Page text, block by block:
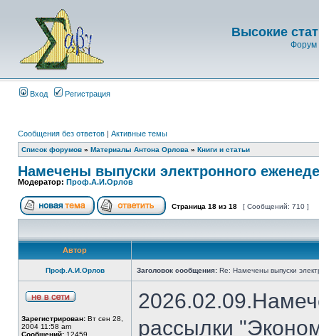
Высокие
Форум
Вход Регистрация
Сообщения без ответов | Активные темы
Список форумов » Материалы Антона Орлова » Книги и статьи
Намечены выпуски электронного
Модератор: Проф.А.И.Орлов
Страница 18 из 18 [ Сообщений: 710 ]
Автор
Проф.А.И.Орлов Заголовок сообщения: Re: Намечены выпуски
Зарегистрирован: Вт сен 28,
2004 11:58 am
Сообщений: 12459
рассылки